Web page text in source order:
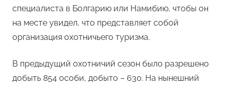
специалиста в Болгарию или Намибию, чтобы он
на месте увидел, что представляет собой
организация охотничьего туризма.
В предыдущий охотничий сезон было разрешено
добыть 854 особи, добыто – 630. На нынешний